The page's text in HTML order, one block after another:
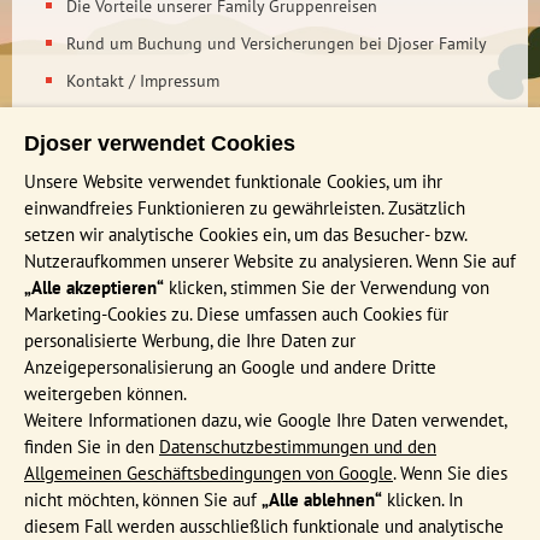
Sarnath, etwa 10 km von Varanasi entfernt, ist eine der
bedeutendsten buddhistischen Stätten mit vielen Klöstern,
Schreinen und Stupas, wo Siddhartha Gautama nach seiner
Erleuchtung vor 5 Asketen seine erste Lehrrede hielt.
Außerdem lohnt sich ein Ausflug des Ram Nagar Forts, das
mit einer Fähre über den Ganges zu erreichen ist. Wir
nehmen Abschied von Varanasi und brechen auf in Richtung
Nepal. An der indisch-nepalesischen Grenze steigen wir von
unserem indischen in den nepalesischen Bus um. Die Nacht
verbringen wir in Lumbini, dem Geburtsort Buddhas im
heutigen Nepal.
Die Vorteile unserer Family Gruppenreisen
Rund um Buchung und Versicherungen bei Djoser Family
Kontakt / Impressum
INFORMATIONEN
Häufig gestellte Fragen
Katalog bestellen
Events & Online Präsentationen
Djoser Reiseblog
AGB
Formblatt
Datenschutz
MEIST BESUCHTE REISEN
Djoser verwendet Cookies
Unsere Website verwendet funktionale Cookies, um ihr
einwandfreies Funktionieren zu gewährleisten. Zusätzlich
setzen wir analytische Cookies ein, um das Besucher- bzw.
Nutzeraufkommen unserer Website zu analysieren. Wenn Sie auf
„Alle akzeptieren“ klicken, stimmen Sie der Verwendung von
Marketing-Cookies zu. Diese umfassen auch Cookies für
personalisierte Werbung, die Ihre Daten zur
Anzeigepersonalisierung an Google und andere Dritte
weitergeben können.
Weitere Informationen dazu, wie Google Ihre Daten verwendet,
finden Sie in den Datenschutzbestimmungen und den
Allgemeinen Geschäftsbedingungen von Google. Wenn Sie dies
nicht möchten, können Sie auf„Alle ablehnen“ klicken. In
diesem Fall werden ausschließlich funktionale und analytische